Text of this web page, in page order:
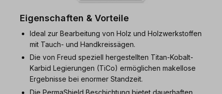
Eigenschaften & Vorteile
Ideal zur Bearbeitung von Holz und Holzwerkstoffen
mit Tauch- und Handkreissägen.
Die von Freud speziell hergestellten Titan-Kobalt-
Karbid Legierungen (TiCo) ermöglichen makellose
Ergebnisse bei enormer Standzeit.
Die PermaShield Beschichtung bietet dauerhaften